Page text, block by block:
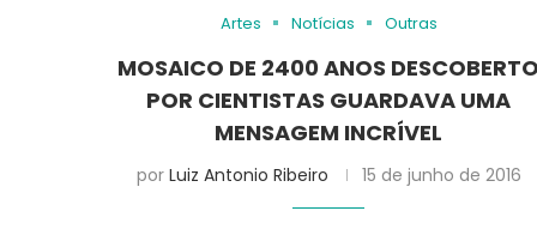
Artes Notícias Outras
MOSAICO DE 2400 ANOS
POR CIENTISTAS GUARDAVA UMA
MENSAGEM INCRÍVEL
por Luiz Antonio Ribeiro 15 de junho de 2016